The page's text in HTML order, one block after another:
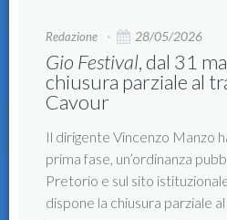
Redazione 28/05/2026
Gio Festival, dal 31
chiusura parziale al
Cavour
Il dirigente Vincenzo Manzo
prima fase, un’ordinanza
Pretorio e sul sito
dispone la chiusura parziale